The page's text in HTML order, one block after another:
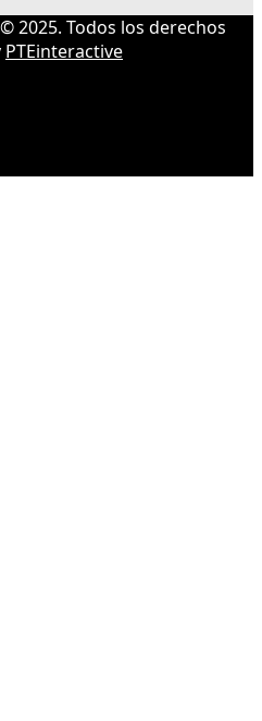
© 2025. Todos los derechos
PTEinteractive